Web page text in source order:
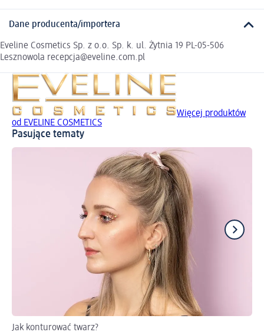
Dane producenta/importera
Eveline Cosmetics Sp. z o.o. Sp. k. ul. Żytnia 19 PL-05-506
Lesznowola recepcja@eveline.com.pl
Więcej produktów
od EVELINE COSMETICS
Pasujące tematy
Jak konturować twarz?